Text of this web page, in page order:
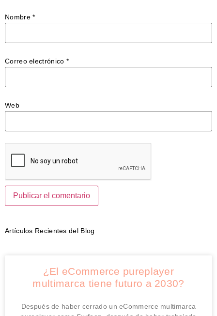
Nombre*
Correo electrónico *
Web
Artículos Recientes del Blog
¿El eCommerce pureplayer
multimarca tiene futuro a 2030?
Después de haber cerrado un eCommerce multimarca